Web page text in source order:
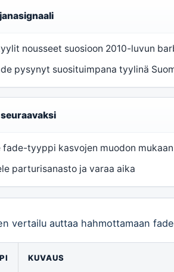
nousseet suosioon 2010-luvun
pysynyt suosituimpana tyylinä
fade-tyyppi kasvojen muodon mukaan
parturisanasto ja varaa aika
vertailu auttaa hahmottamaan
tyypeistä
KUVAUS